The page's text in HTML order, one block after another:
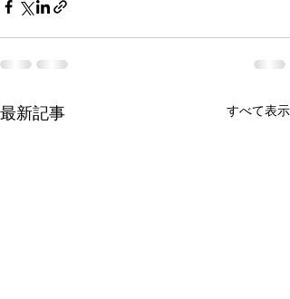
最新記事 すべて表示